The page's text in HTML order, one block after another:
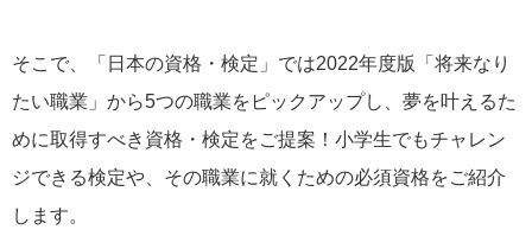
そこで、「日本の資格・検定」では2022年度版「将来なり
たい職業」から5つの職業をピックアップし、夢を叶えるた
めに取得すべき資格・検定をご提案！小学生でもチャレン
ジできる検定や、その職業に就くための必須資格をご紹介
します。